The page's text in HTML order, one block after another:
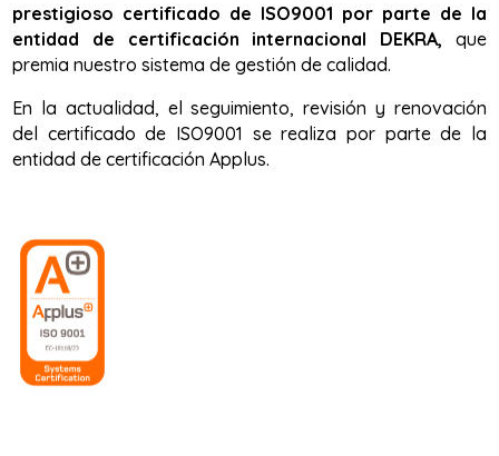
prestigioso certificado de ISO9001 por parte de la
entidad de certificación internacional DEKRA, que
premia nuestro sistema de gestión de calidad.
En la actualidad, el seguimiento, revisión y renovación
del certificado de ISO9001 se realiza por parte de la
entidad de certificación Applus.